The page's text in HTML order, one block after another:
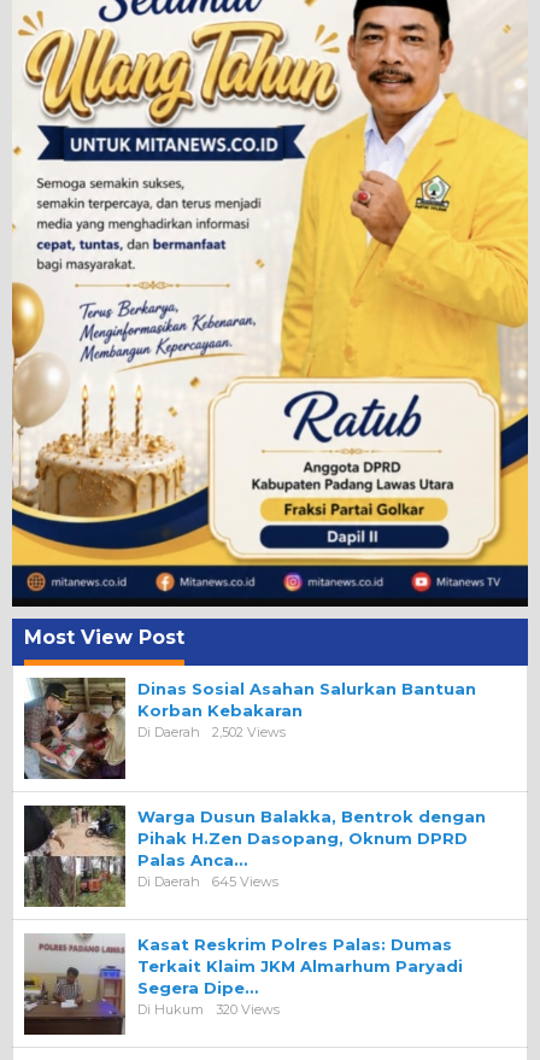
Most View Post
Dinas Sosial Asahan Salurkan Bantuan
Korban Kebakaran
Di Daerah 2,502 Views
Warga Dusun Balakka, Bentrok dengan
Pihak H.Zen Dasopang, Oknum DPRD
Palas Anca…
Di Daerah 645 Views
Kasat Reskrim Polres Palas: Dumas
Terkait Klaim JKM Almarhum Paryadi
Segera Dipe…
Di Hukum 320 Views